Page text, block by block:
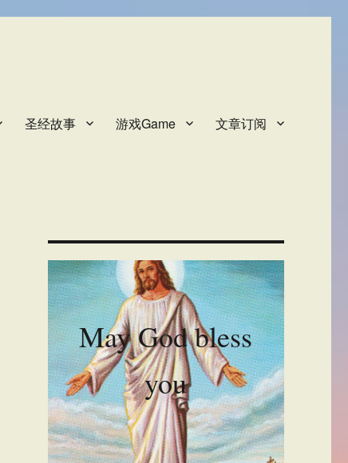
圣经故事 游戏Game 文章订阅
May God bless
you